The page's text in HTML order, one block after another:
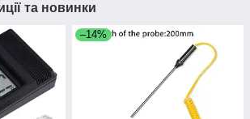
та новинки
–14%